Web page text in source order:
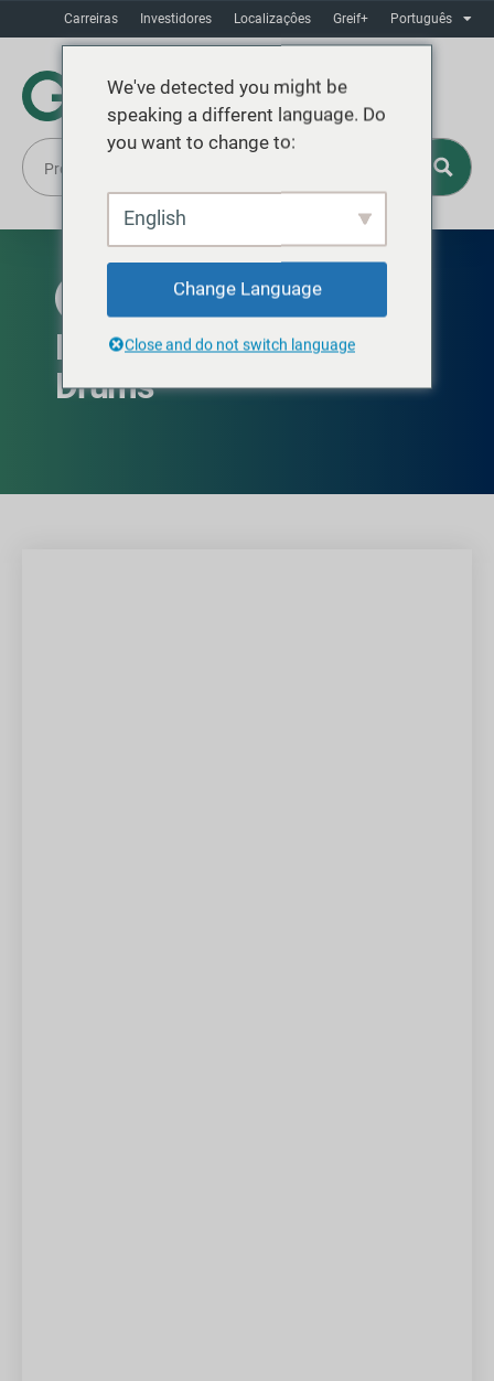
Carreiras Investidores Localizaçôes Greif+ Português
EUROPA, ORIENTE MÉDIO E ÁFRICA
Drum360 Branded Steel
Drums
We've detected you might be
speaking a different language. Do
you want to change to:
English
Change Language
Close and do not switch language